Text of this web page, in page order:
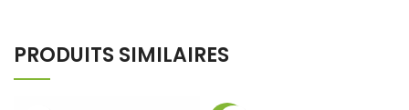
PRODUITS SIMILAIRES